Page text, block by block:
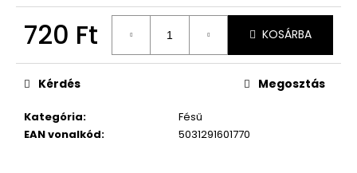
720 Ft KOSÁRBA
Kategória:
Fésű
EAN vonalkód: 5031291601770
Kérdés Megosztás